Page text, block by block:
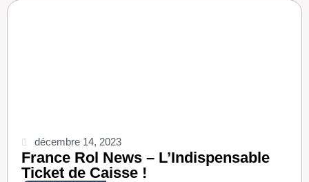
décembre 14, 2023
France Rol News – L’Indispensable
Ticket de Caisse !